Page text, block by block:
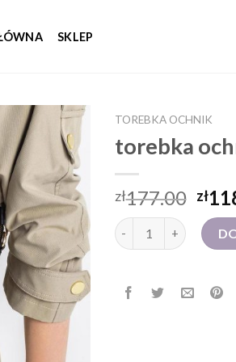
SKLEP
TOREBKA OCHNIK
torebka
zł177.00 zł
ilość torebka ochnik